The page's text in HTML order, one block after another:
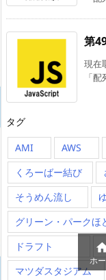
第
現在
「
タグ
AMI
AWS
くろーばー結び
そうめん流し
グリーン・パークほ
ドラフト
マツダスタジアム
ホ